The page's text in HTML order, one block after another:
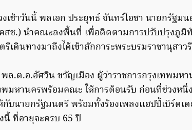
งเช้าวันนี้ พลเอก ประยุทธ์ จันทร์โอชา นายกรัฐ
สช.) นำคณะลงพื้นที่ เพื่อติดตามการปรับปรุงภู
รีเดินทางมาถึงได้เข้าสักการะพระบรมราชานุสา
ล.ต.อ.อัศวิน ขวัญเมือง ผู้ว่าราชการกรุงเทพมห
พมหานครพร้อมคณะ ให้การต้อนรับ ก่อนที่ช่วงห
กับนายกรัฐมนตรี พร้อมทั้งร้องเพลงแฮปปี้เบิร์ดเ
นี้ ที่อายุจะครบ 65 ปี